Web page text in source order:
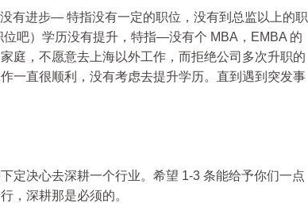
进步— 特指没有一定的职位，没有到总监以上的职
吧）学历没有提升，特指—没有个 MBA，EMBA 的
庭，不愿意去上海以外工作，而拒绝公司多次升职的
一直很顺利，没有考虑去提升学历。直到遇到突发事
决心去深耕一个行业。希望 1-3 条能给予你们一点
，深耕那是必须的。